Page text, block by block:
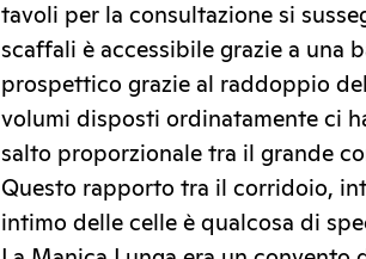
tavoli per la consultazione si
scaffali è accessibile grazie a una
prospettico grazie al raddoppio
volumi disposti ordinatamente ci
salto proporzionale tra il grande
Questo rapporto tra il corridoio,
intimo delle celle è qualcosa di